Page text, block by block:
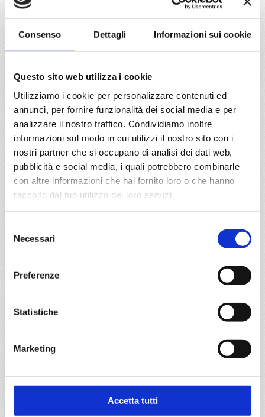
Consenso Dettagli Informazioni sui cookie
Questo sito web utilizza i cookie
Utilizziamo i cookie per personalizzare contenuti ed
annunci, per fornire funzionalità dei social media e per
analizzare il nostro traffico. Condividiamo inoltre
informazioni sul modo in cui utilizzi il nostro sito con i
nostri partner che si occupano di analisi dei dati web,
pubblicità e social media, i quali potrebbero combinarle
con altre informazioni che hai fornito loro o che hanno
raccolto dal tuo utilizzo dei loro servizi.
delNecessari
Preferenze
Statistiche
Marketing
Accetta tutti
conCosta
Pacifica
Atene/Pireo
16/07/2027
€ 600
a partire da
€ 600
DETTAGLI
Mediterraneo
Costa Pacifica
Istanbul, Mykonos, Creta, Rodi, Kos, Atene/Pireo, Istanbul
€ 600